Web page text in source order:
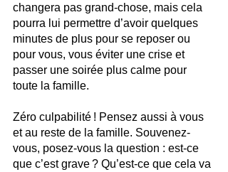
changera pas grand-chose, mais cela
pourra lui permettre d’avoir quelques
minutes de plus pour se reposer ou
pour vous, vous éviter une crise et
passer une soirée plus calme pour
toute la famille.
Zéro culpabilité ! Pensez aussi à vous
et au reste de la famille. Souvenez-
vous, posez-vous la question : est-ce
que c’est grave ? Qu’est-ce que cela va